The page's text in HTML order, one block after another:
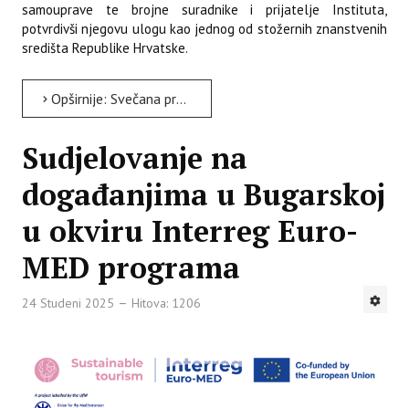
samouprave te brojne suradnike i prijatelje Instituta,
potvrdivši njegovu ulogu kao jednog od stožernih znanstvenih
središta Republike Hrvatske.
Opširnije: Svečana proslava povodom 150. obljetnice Instituta za poljoprivredu i turizam
Sudjelovanje na
događanjima u Bugarskoj
u okviru Interreg Euro-
MED programa
24 Studeni 2025 Hitova: 1206